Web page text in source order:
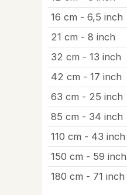
16 cm - 6,5 inch
21 cm - 8 inch
32 cm - 13 inch
42 cm - 17 inch
63 cm - 25 inch
85 cm - 34 inch
110 cm - 43 inch
150 cm - 59 inch
180 cm - 71 inch